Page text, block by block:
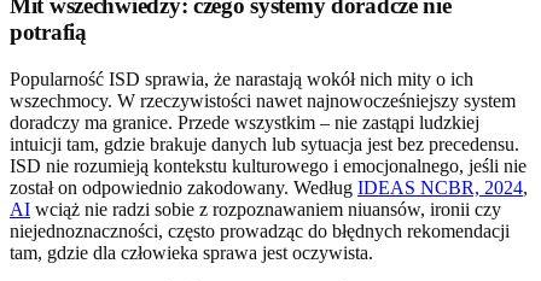
Mit wszechwiedzy: czego systemy doradcze nie
potrafią
Popularność ISD sprawia, że narastają wokół nich mity o ich
wszechmocy. W rzeczywistości nawet najnowocześniejszy system
doradczy ma granice. Przede wszystkim – nie zastąpi ludzkiej
intuicji tam, gdzie brakuje danych lub sytuacja jest bez precedensu.
ISD nie rozumieją kontekstu kulturowego i emocjonalnego, jeśli nie
został on odpowiednio zakodowany. Według IDEAS NCBR, 2024,
AI wciąż nie radzi sobie z rozpoznawaniem niuansów, ironii czy
niejednoznaczności, często prowadząc do błędnych rekomendacji
tam, gdzie dla człowieka sprawa jest oczywista.